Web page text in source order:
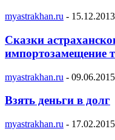
myastrakhan.ru - 15.12.2013
Сказки
импортозамещение
myastrakhan.ru - 09.06.2015
Взять деньги в долг
myastrakhan.ru - 17.02.2015